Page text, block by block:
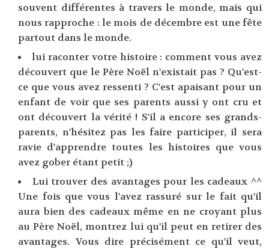
souvent différentes à travers le monde, mais qui
nous rapproche : le mois de décembre est une fête
partout dans le monde.
lui raconter votre histoire : comment vous avez
découvert que le Père Noël n'existait pas ? Qu'est-
ce que vous avez ressenti ? C'est apaisant pour un
enfant de voir que ses parents aussi y ont cru et
ont découvert la vérité ! S'il a encore ses grands-
parents, n'hésitez pas les faire participer, il sera
ravie d'apprendre toutes les histoires que vous
avez gober étant petit ;)
Lui trouver des avantages pour les cadeaux ^^
Une fois que vous l'avez rassuré sur le fait qu'il
aura bien des cadeaux même en ne croyant plus
au Père Noël, montrez lui qu'il peut en retirer des
avantages. Vous dire précisément ce qu'il veut,